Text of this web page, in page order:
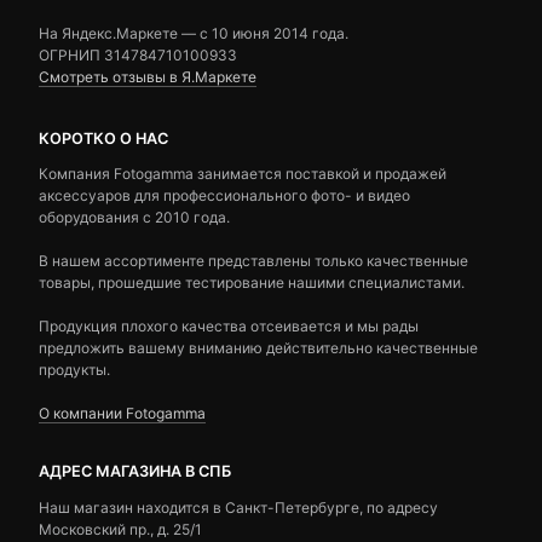
На Яндекс.Маркете — c 10 июня 2014 года.
ОГРНИП 314784710100933
Смотреть отзывы в Я.Маркете
КОРОТКО О НАС
Компания Fotogamma занимается поставкой и продажей
аксессуаров для профессионального фото- и видео
оборудования с 2010 года.
В нашем ассортименте представлены только качественные
товары, прошедшие тестирование нашими специалистами.
Продукция плохого качества отсеивается и мы рады
предложить вашему вниманию действительно качественные
продукты.
О компании Fotogamma
АДРЕС МАГАЗИНА В СПБ
Наш магазин находится в Санкт-Петербурге, по адресу
Московский пр., д. 25/1